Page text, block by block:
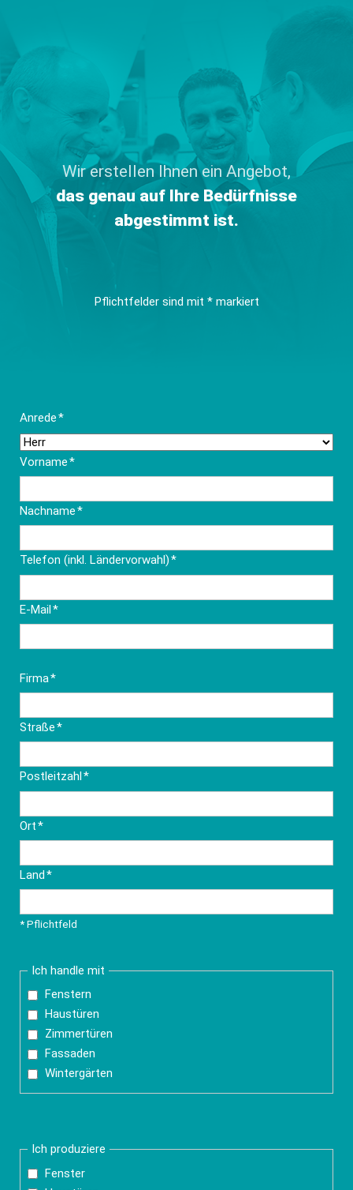
Wir erstellen Ihnen ein Angebot,
das genau auf Ihre Bedürfnisse
abgestimmt ist.
Pflichtfelder sind mit * markiert
Pflichtfeld
Anrede*
Pflichtfeld
Vorname*
Pflichtfeld
Nachname*
Pflichtfeld
Telefon (inkl. Ländervorwahl)*
Pflichtfeld
E-Mail*
Pflichtfeld
Firma*
Pflichtfeld
Straße*
Pflichtfeld
Postleitzahl *
Pflichtfeld
Ort*
Pflichtfeld
Land*
* Pflichtfeld
Ich handle mit
Fenstern
Haustüren
Zimmertüren
Fassaden
Wintergärten
Ich produziere
Fenster